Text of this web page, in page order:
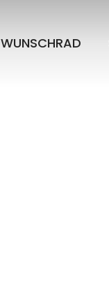
WUNSCHRAD